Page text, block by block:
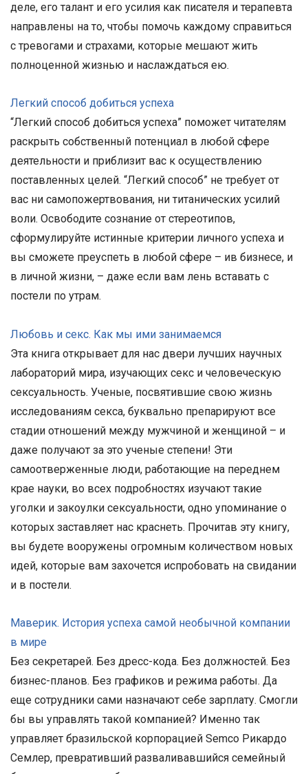
деле, его талант и его усилия как писателя и терапевта
направлены на то, чтобы помочь каждому справиться
с тревогами и страхами, которые мешают жить
полноценной жизнью и наслаждаться ею.
Легкий способ добиться успеха
“Легкий способ добиться успеха” поможет читателям
раскрыть собственный потенциал в любой сфере
деятельности и приблизит вас к осуществлению
поставленных целей. “Легкий способ” не требует от
вас ни самопожертвования, ни титанических усилий
воли. Освободите сознание от стереотипов,
сформулируйте истинные критерии личного успеха и
вы сможете преуспеть в любой сфере – ив бизнесе, и
в личной жизни, – даже если вам лень вставать с
постели по утрам.
Любовь и секс. Как мы ими занимаемся
Эта книга открывает для нас двери лучших научных
лабораторий мира, изучающих секс и человеческую
сексуальность. Ученые, посвятившие свою жизнь
исследованиям секса, буквально препарируют все
стадии отношений между мужчиной и женщиной – и
даже получают за это ученые степени! Эти
самоотверженные люди, работающие на переднем
крае науки, во всех подробностях изучают такие
уголки и закоулки сексуальности, одно упоминание о
которых заставляет нас краснеть. Прочитав эту книгу,
вы будете вооружены огромным количеством новых
идей, которые вам захочется испробовать на свидании
и в постели.
Маверик. История успеха самой необычной компании
в мире
Без секретарей. Без дресс-кода. Без должностей. Без
бизнес-планов. Без графиков и режима работы. Да
еще сотрудники сами назначают себе зарплату. Смогли
бы вы управлять такой компанией? Именно так
управляет бразильской корпорацией Semco Рикардо
Семлер, превративший разваливавшийся семейный